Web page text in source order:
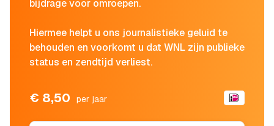
bijdrage voor omroepen.
Hiermee helpt u ons journalistieke geluid te
behouden en voorkomt u dat WNL zijn publieke
status en zendtijd verliest.
€ 8,50 per jaar